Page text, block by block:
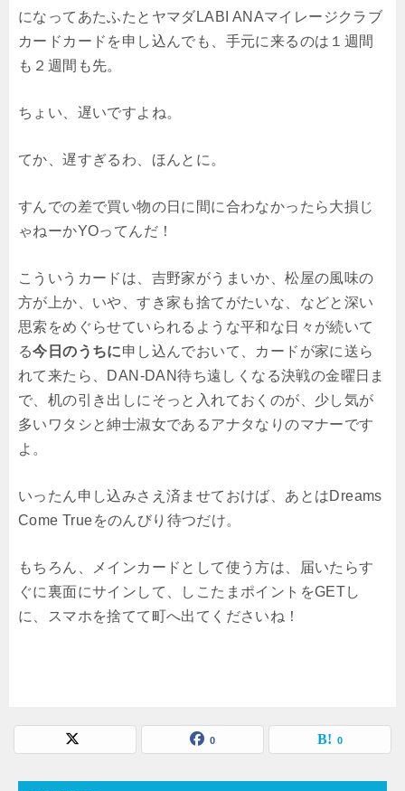
になってあたふたとヤマダLABI ANAマイレージクラブ
カードカードを申し込んでも、手元に来るのは１週間
も２週間も先。
ちょい、遅いですよね。
てか、遅すぎるわ、ほんとに。
すんでの差で買い物の日に間に合わなかったら大損じ
ゃねーかYOってんだ！
こういうカードは、吉野家がうまいか、松屋の風味の
方が上か、いや、すき家も捨てがたいな、などと深い
思索をめぐらせていられるような平和な日々が続いて
る今日のうちに申し込んでおいて、カードが家に送ら
れて来たら、DAN-DAN待ち遠しくなる決戦の金曜日ま
で、机の引き出しにそっと入れておくのが、少し気が
多いワタシと紳士淑女であるアナタなりのマナーです
よ。
いったん申し込みさえ済ませておけば、あとはDreams
Come Trueをのんびり待つだけ。
もちろん、メインカードとして使う方は、届いたらす
ぐに裏面にサインして、しこたまポイントをGETし
に、スマホを捨てて町へ出てくださいね！
0 0